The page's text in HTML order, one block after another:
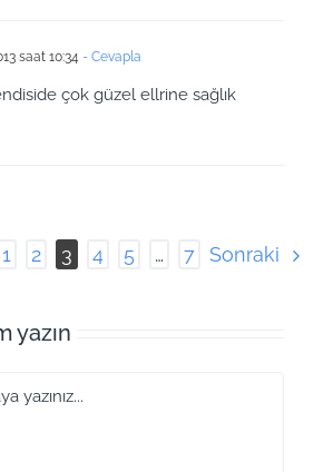
saat 10:34 - Cevapla
çok güzel ellrine sağlık
1 2 3 4 5 … 7 Sonraki
yazın